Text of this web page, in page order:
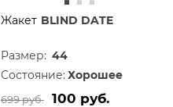
Жакет BLIND DATE
Размер: 44
Состояние: Хорошее
699 руб. 100 руб.